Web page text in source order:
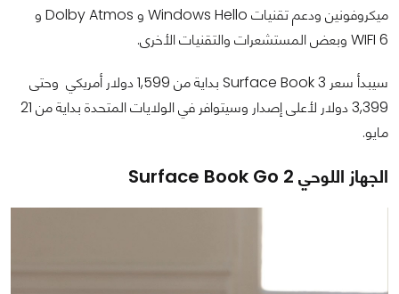
ميكروفونين ودعم تقنيات Windows Hello و Dolby Atmos و
WIFI 6 وبعض المستشعرات والتقنيات الأخرى.
سيبدأ سعر Surface Book 3 بداية من 1,599 دولار أمريكي وحتى
3,399 دولار لأعلى إصدار وسيتوافر في الولايات المتحدة بداية من 21
مايو.
الجهاز اللوحي Surface Book Go 2